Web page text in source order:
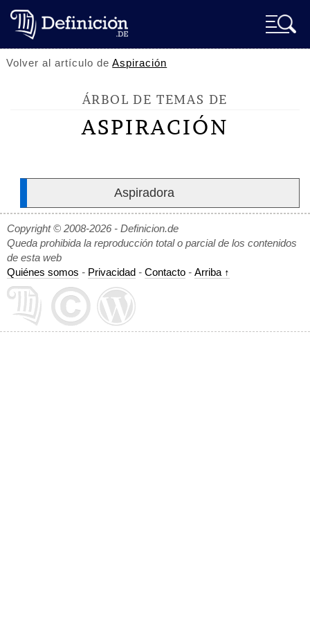
Volver al artículo deAspiración
ÁRBOL DE TEMAS DE
ASPIRACIÓN
Aspiradora
Copyright © 2008-2026 - Definicion.de
Queda prohibida la reproducción total o parcial de los contenidos
de esta web
Quiénes somos - Privacidad - Contacto - Arriba ↑